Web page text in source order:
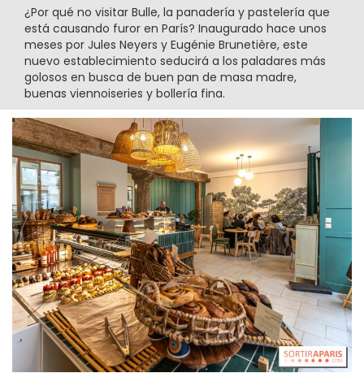
¿Por qué no visitar Bulle, la panadería y pastelería que
está causando furor en París? Inaugurado hace unos
meses por Jules Neyers y Eugénie Brunetière, este
nuevo establecimiento seducirá a los paladares más
golosos en busca de buen pan de masa madre,
buenas viennoiseries y bollería fina.